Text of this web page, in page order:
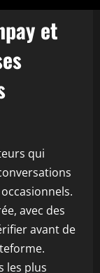
et
qui
avec des
avant de
les plus